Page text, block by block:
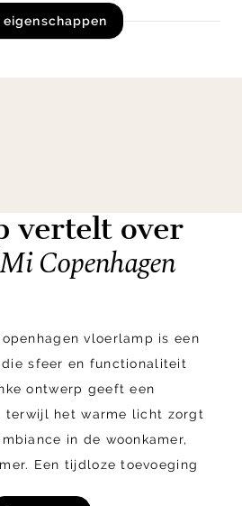
eigenschappen
vertelt over
Copenhagen
vloerlamp is een
sfeer en functionaliteit
ontwerp geeft een
terwijl het warme licht zorgt
in de woonkamer,
Een tijdloze toevoeging